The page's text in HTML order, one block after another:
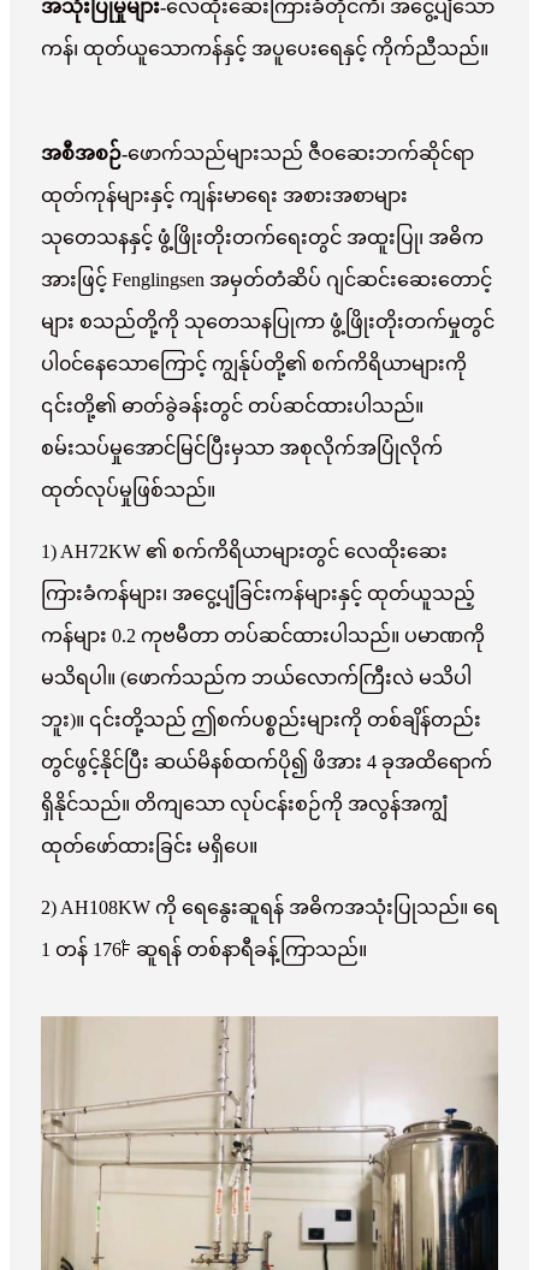
အသုံးပြုမှုများ-လေထိုးဆေးကြားခံတိုင်ကီ၊ အငွေ့ပျံသော
ကန်၊ ထုတ်ယူသောကန်နှင့် အပူပေးရေနှင့် ကိုက်ညီသည်။
အစီအစဉ်-ဖောက်သည်များသည် ဇီဝဆေးဘက်ဆိုင်ရာ
ထုတ်ကုန်များနှင့် ကျန်းမာရေး အစားအစာများ
သုတေသနနှင့် ဖွံ့ဖြိုးတိုးတက်ရေးတွင် အထူးပြု၊ အဓိက
အားဖြင့် Fenglingsen အမှတ်တံဆိပ် ဂျင်ဆင်းဆေးတောင့်
များ စသည်တို့ကို သုတေသနပြုကာ ဖွံ့ဖြိုးတိုးတက်မှုတွင်
ပါ၀င်နေသောကြောင့် ကျွန်ုပ်တို့၏ စက်ကိရိယာများကို
၎င်းတို့၏ ဓာတ်ခွဲခန်းတွင် တပ်ဆင်ထားပါသည်။
စမ်းသပ်မှုအောင်မြင်ပြီးမှသာ အစုလိုက်အပြုံလိုက်
ထုတ်လုပ်မှုဖြစ်သည်။
1) AH72KW ၏ စက်ကိရိယာများတွင် လေထိုးဆေး
ကြားခံကန်များ၊ အငွေ့ပျံခြင်းကန်များနှင့် ထုတ်ယူသည့်
ကန်များ 0.2 ကုဗမီတာ တပ်ဆင်ထားပါသည်။ ပမာဏကို
မသိရပါ။ (ဖောက်သည်က ဘယ်လောက်ကြီးလဲ မသိပါ
ဘူး)။ ၎င်းတို့သည် ဤစက်ပစ္စည်းများကို တစ်ချိန်တည်း
တွင်ဖွင့်နိုင်ပြီး ဆယ်မိနစ်ထက်ပို၍ ဖိအား 4 ခုအထိရောက်
ရှိနိုင်သည်။ တိကျသော လုပ်ငန်းစဉ်ကို အလွန်အကျွံ
ထုတ်ဖော်ထားခြင်း မရှိပေ။
2) AH108KW ကို ရေနွေးဆူရန် အဓိကအသုံးပြုသည်။ ရေ
1 တန် 176℉ ဆူရန် တစ်နာရီခန့်ကြာသည်။